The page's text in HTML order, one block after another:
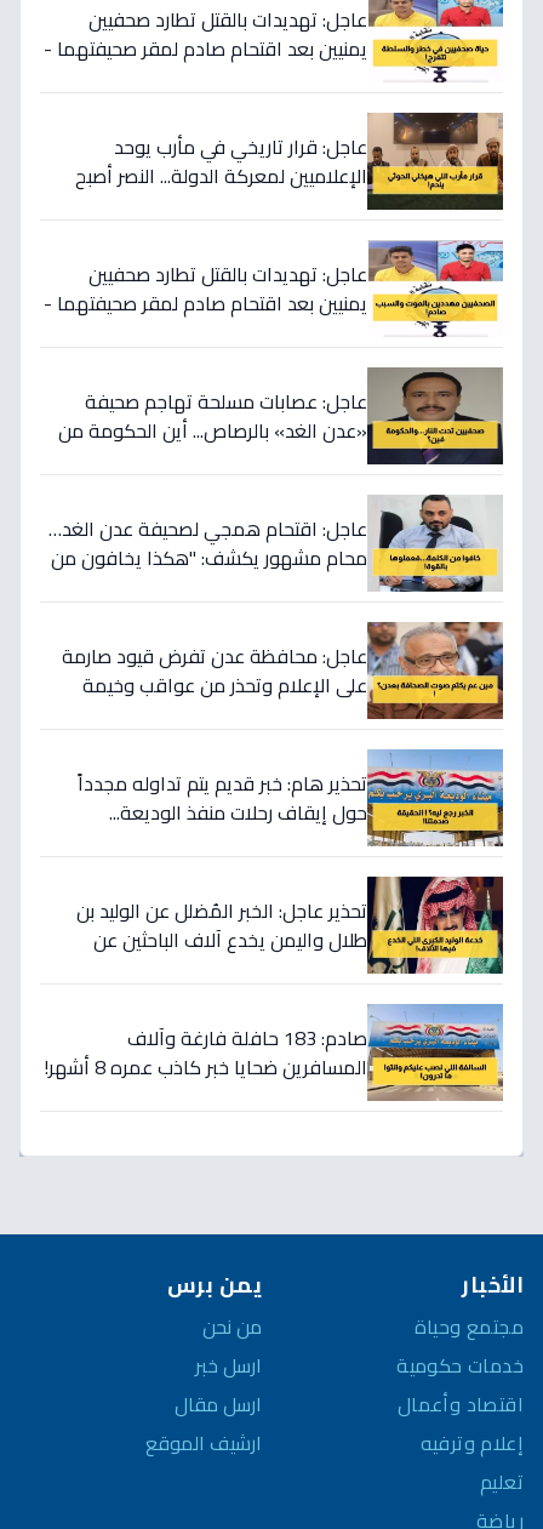
عاجل: تهديدات بالقتل تطارد صحفيين
يمنيين بعد اقتحام صادم لمقر صحيفتهما -
عاجل: قرار تاريخي في مأرب يوحد
الإعلاميين لمعركة الدولة... النصر أصبح
عاجل: تهديدات بالقتل تطارد صحفيين
يمنيين بعد اقتحام صادم لمقر صحيفتهما -
عاجل: عصابات مسلحة تهاجم صحيفة
«عدن الغد» بالرصاص... أين الحكومة من
عاجل: اقتحام همجي لصحيفة عدن الغد…
محامٍ مشهور يكشف: "هكذا يخافون من
عاجل: محافظة عدن تفرض قيود صارمة
على الإعلام وتحذر من عواقب وخيمة
تحذير هام: خبر قديم يتم تداوله مجدداً
حول إيقاف رحلات منفذ الوديعة...
تحذير عاجل: الخبر المُضلل عن الوليد بن
طلال واليمن يخدع آلاف الباحثين عن
صادم: 183 حافلة فارغة وآلاف
المسافرين ضحايا خبر كاذب عمره 8 أشهر!
الأخبار
مجتمع وحياة
خدمات حكومية
اقتصاد وأعمال
إعلام وترفيه
تعليم
رياضة
يمن برس
من نحن
ارسل خبر
ارسل مقال
ارشيف الموقع